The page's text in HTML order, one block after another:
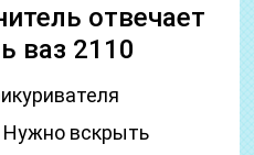
отвечает
ваз 2110
Нужно вскрыть